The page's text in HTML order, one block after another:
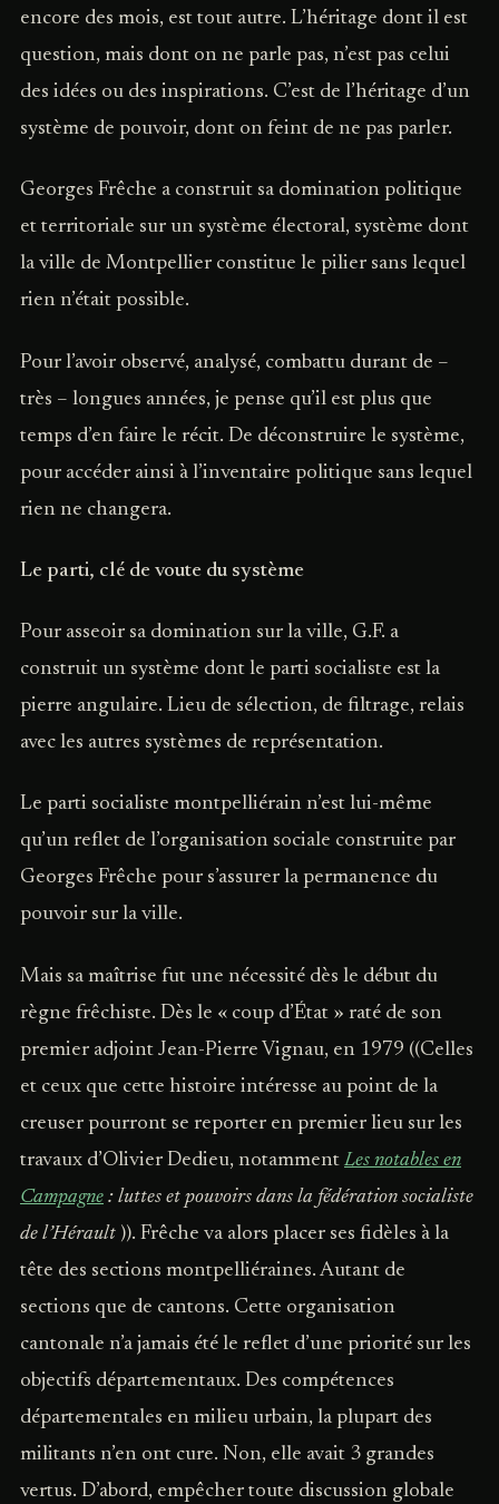
encore des mois, est tout autre. L’héritage dont il est
question, mais dont on ne parle pas, n’est pas celui
des idées ou des inspirations. C’est de l’héritage d’un
système de pouvoir, dont on feint de ne pas parler.
Georges Frêche a construit sa domination politique
et territoriale sur un système électoral, système dont
la ville de Montpellier constitue le pilier sans lequel
rien n’était possible.
Pour l’avoir observé, analysé, combattu durant de –
très – longues années, je pense qu’il est plus que
temps d’en faire le récit. De déconstruire le système,
pour accéder ainsi à l’inventaire politique sans lequel
rien ne changera.
Le parti, clé de voute du système
Pour asseoir sa domination sur la ville, G.F. a
construit un système dont le parti socialiste est la
pierre angulaire. Lieu de sélection, de filtrage, relais
avec les autres systèmes de représentation.
Le parti socialiste montpelliérain n’est lui-même
qu’un reflet de l’organisation sociale construite par
Georges Frêche pour s’assurer la permanence du
pouvoir sur la ville.
Mais sa maîtrise fut une nécessité dès le début du
règne frêchiste. Dès le « coup d’État » raté de son
premier adjoint Jean-Pierre Vignau, en 1979 ((Celles
et ceux que cette histoire intéresse au point de la
creuser pourront se reporter en premier lieu sur les
travaux d’Olivier Dedieu, notamment Les notables en
Campagne : luttes et pouvoirs dans la fédération socialiste
de l’Hérault )). Frêche va alors placer ses fidèles à la
tête des sections montpelliéraines. Autant de
sections que de cantons. Cette organisation
cantonale n’a jamais été le reflet d’une priorité sur les
objectifs départementaux. Des compétences
départementales en milieu urbain, la plupart des
militants n’en ont cure. Non, elle avait 3 grandes
vertus. D’abord, empêcher toute discussion globale